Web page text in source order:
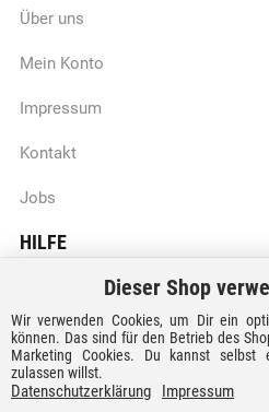
Über uns
Mein Konto
Impressum
Kontakt
Jobs
HILFE
Batteriegesetzhinweise
Vertrag widerrufen
Versandkosten und Lieferzeiten
Dieser Shop
Wir verwenden Cookies, um Dir ein
können. Das sind für den Betrieb des
Marketing Cookies. Du kannst selbst
zulassen willst.
Datenschutzerklärung Impressum